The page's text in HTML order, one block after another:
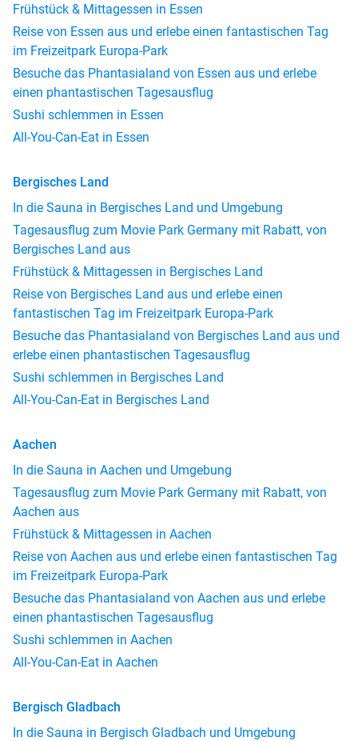
Frühstück & Mittagessen in Essen
Reise von Essen aus und erlebe einen fantastischen Tag
im Freizeitpark Europa-Park
Besuche das Phantasialand von Essen aus und erlebe
einen phantastischen Tagesausflug
Sushi schlemmen in Essen
All-You-Can-Eat in Essen
Bergisches Land
In die Sauna in Bergisches Land und Umgebung
Tagesausflug zum Movie Park Germany mit Rabatt, von
Bergisches Land aus
Frühstück & Mittagessen in Bergisches Land
Reise von Bergisches Land aus und erlebe einen
fantastischen Tag im Freizeitpark Europa-Park
Besuche das Phantasialand von Bergisches Land aus und
erlebe einen phantastischen Tagesausflug
Sushi schlemmen in Bergisches Land
All-You-Can-Eat in Bergisches Land
Aachen
In die Sauna in Aachen und Umgebung
Tagesausflug zum Movie Park Germany mit Rabatt, von
Aachen aus
Frühstück & Mittagessen in Aachen
Reise von Aachen aus und erlebe einen fantastischen Tag
im Freizeitpark Europa-Park
Besuche das Phantasialand von Aachen aus und erlebe
einen phantastischen Tagesausflug
Sushi schlemmen in Aachen
All-You-Can-Eat in Aachen
Bergisch Gladbach
In die Sauna in Bergisch Gladbach und Umgebung